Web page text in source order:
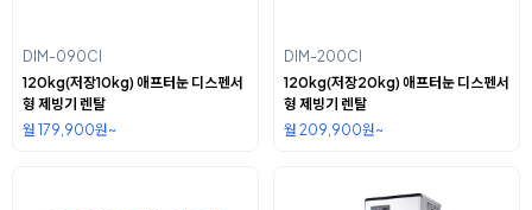
DIM-090CI
120kg(저장10kg) 애프터눈 디스펜서
형 제빙기 렌탈
월 179,900원~
DIM-200CI
120kg(저장20kg) 애프터눈 디스펜서
형 제빙기 렌탈
월 209,900원~